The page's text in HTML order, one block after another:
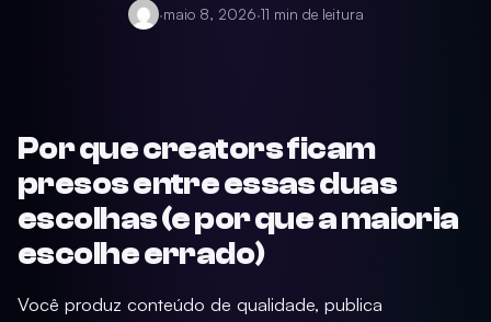
·maio 8, 2026·11 min de leitura
Por que creators ficam
presos entre essas duas
escolhas (e por que a maioria
escolhe errado)
Você produz conteúdo de qualidade, publica